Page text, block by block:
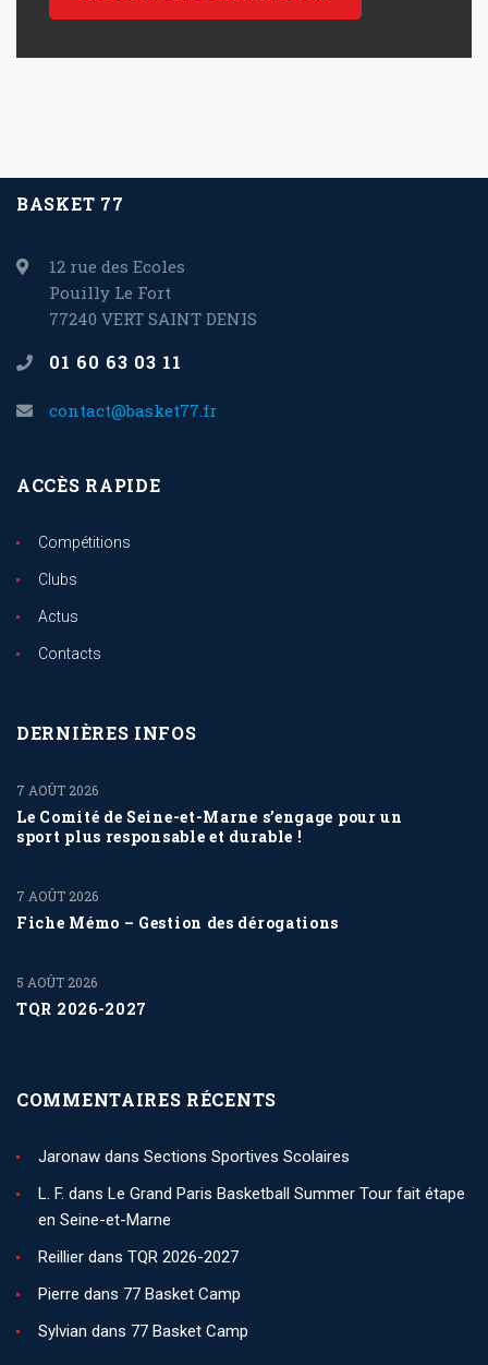
BASKET 77
12 rue des Ecoles
Pouilly Le Fort
77240 VERT SAINT DENIS
01 60 63 03 11
contact@basket77.fr
ACCÈS RAPIDE
Compétitions
Clubs
Actus
Contacts
DERNIÈRES INFOS
Le Comité de Seine-et-Marne s’engage pour un
sport plus responsable et durable !
7 AOÛT 2026
Fiche Mémo – Gestion des dérogations
7 AOÛT 2026
TQR 2026-2027
5 AOÛT 2026
COMMENTAIRES RÉCENTS
Jaronaw dans Sections Sportives Scolaires
L. F. dans Le Grand Paris Basketball Summer Tour fait étape
en Seine-et-Marne
Reillier dans TQR 2026-2027
Pierre dans 77 Basket Camp
Sylvian dans 77 Basket Camp